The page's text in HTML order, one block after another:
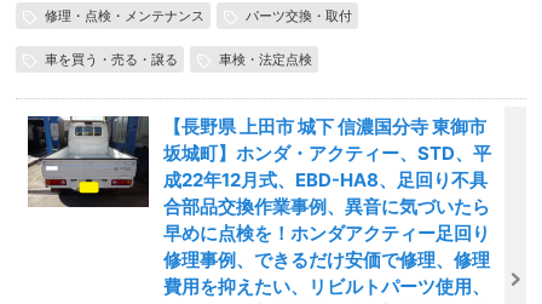
修理・点検・メンテナンス パーツ交換・取付
車を買う・売る・譲る 車検・法定点検
【長野県 上田市 城下 信濃国分寺 東御市
坂城町】ホンダ・アクティー、STD、平
成22年12月式、EBD-HA8、足回り不具
合部品交換作業事例、異音に気づいたら
早めに点検を！ホンダアクティー足回り
修理事例、できるだけ安価で修理、修理
費用を抑えたい、リビルトパーツ使用、